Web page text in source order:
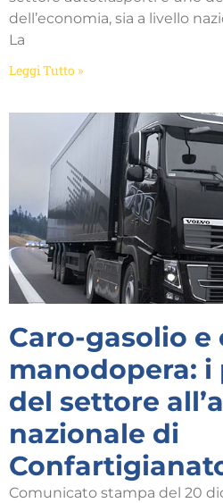
dell’economia, sia a livello
La
Leggi Tutto »
Caro-gasolio e
manodopera:
del settore
nazionale di
Comunicato stampa del 20